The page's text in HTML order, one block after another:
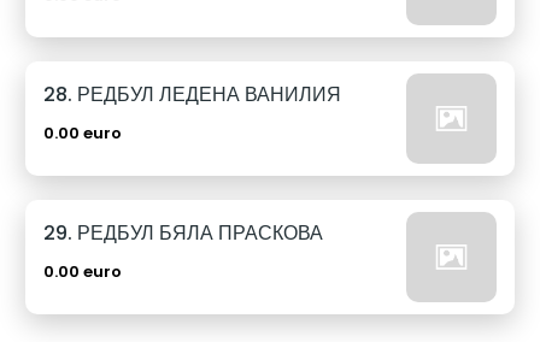
28. РЕДБУЛ ЛЕДЕНА ВАНИЛИЯ
0.00 euro
29. РЕДБУЛ БЯЛА ПРАСКОВА
0.00 euro